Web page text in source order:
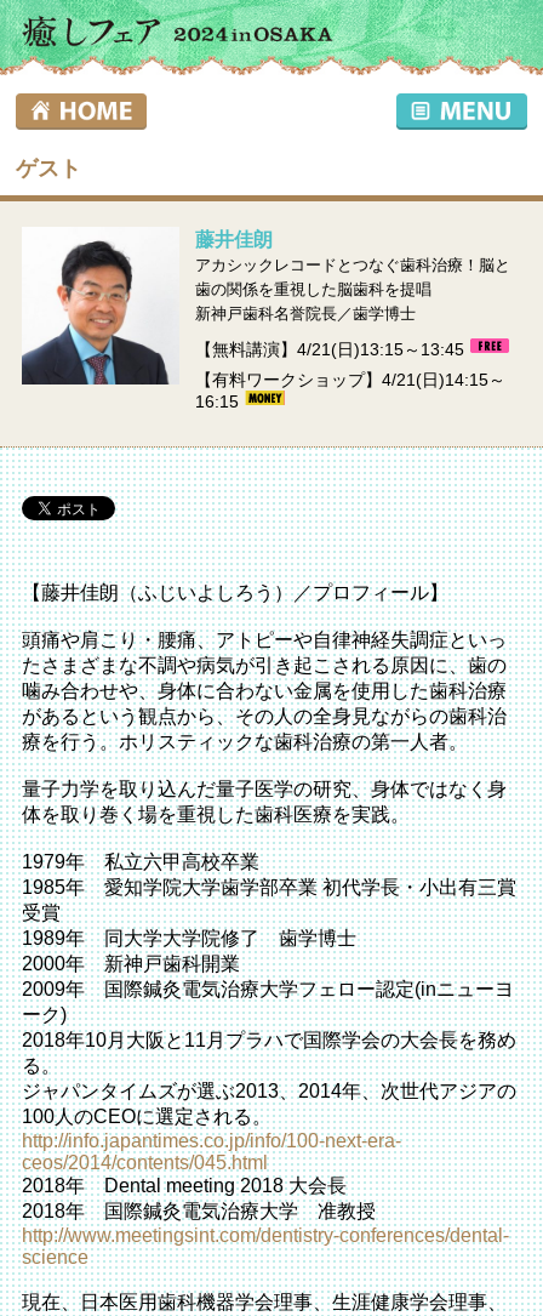
ゲスト
藤井佳朗
アカシックレコードとつなぐ歯科治療！脳と
歯の関係を重視した脳歯科を提唱
新神戸歯科名誉院長／歯学博士
【無料講演】4/21(日)13:15～13:45
【有料ワークショップ】4/21(日)14:15～
16:15
【藤井佳朗（ふじいよしろう）／プロフィール】
頭痛や肩こり・腰痛、アトピーや自律神経失調症といっ
たさまざまな不調や病気が引き起こされる原因に、歯の
噛み合わせや、身体に合わない金属を使用した歯科治療
があるという観点から、その人の全身見ながらの歯科治
療を行う。ホリスティックな歯科治療の第一人者。
量子力学を取り込んだ量子医学の研究、身体ではなく身
体を取り巻く場を重視した歯科医療を実践。
1979年 私立六甲高校卒業
1985年 愛知学院大学歯学部卒業 初代学長・小出有三賞
受賞
1989年 同大学大学院修了 歯学博士
2000年 新神戸歯科開業
2009年 国際鍼灸電気治療大学フェロー認定(inニューヨ
ーク)
2018年10月大阪と11月プラハで国際学会の大会長を務め
る。
ジャパンタイムズが選ぶ2013、2014年、次世代アジアの
100人のCEOに選定される。
http://info.japantimes.co.jp/info/100-next-era-
ceos/2014/contents/045.html
2018年 Dental meeting 2018 大会長
2018年 国際鍼灸電気治療大学 准教授
http://www.meetingsint.com/dentistry-conferences/dental-
science
現在、日本医用歯科機器学会理事、生涯健康学会理事、